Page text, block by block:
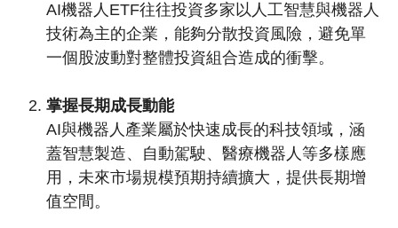
AI機器人ETF往往投資多家以人工智慧與機器人
技術為主的企業，能夠分散投資風險，避免單
一個股波動對整體投資組合造成的衝擊。
掌握長期成長動能
AI與機器人產業屬於快速成長的科技領域，涵
蓋智慧製造、自動駕駛、醫療機器人等多樣應
用，未來市場規模預期持續擴大，提供長期增
值空間。